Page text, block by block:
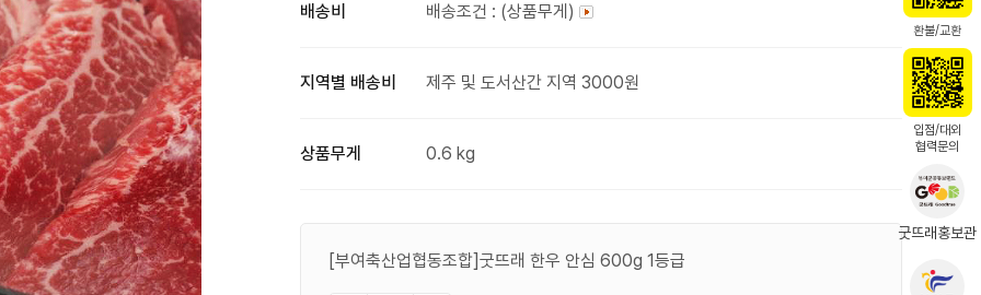
환불/교환
입점/대외
협력문의
굿뜨래홍보관
배송비 배송조건 : (상품무게)
지역별 배송비 제주 및 도서산간 지역 3000원
상품무게 0.6 kg
[부여축산업협동조합]굿뜨래 한우 안심 600g 1등급